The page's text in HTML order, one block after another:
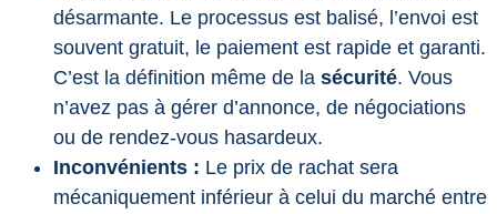
désarmante. Le processus est balisé, l’envoi est
souvent gratuit, le paiement est rapide et garanti.
C’est la définition même de la sécurité. Vous
n’avez pas à gérer d’annonce, de négociations
ou de rendez-vous hasardeux.
Inconvénients : Le prix de rachat sera
mécaniquement inférieur à celui du marché entre